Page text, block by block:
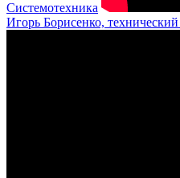
Системотехника
Игорь Борисенко,